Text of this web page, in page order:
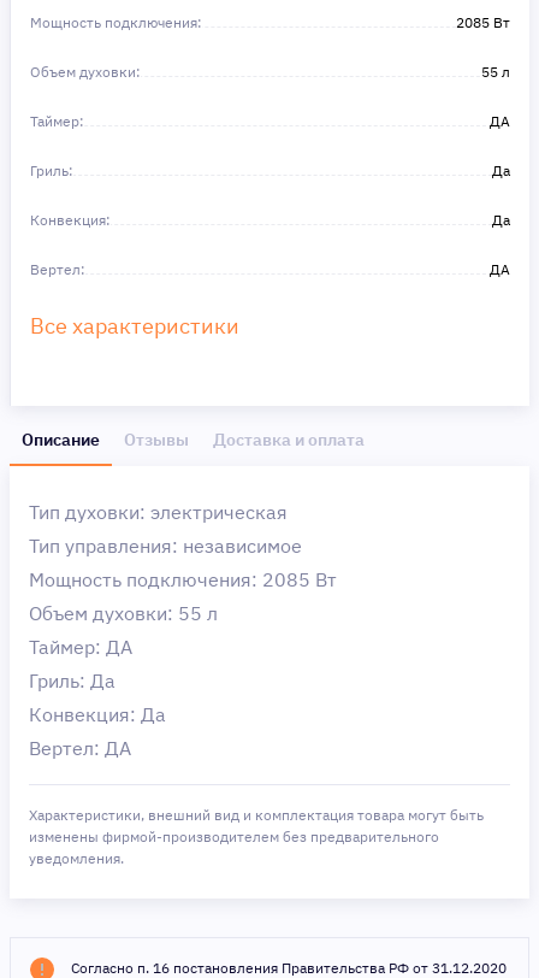
Мощность подключения: 2085 Вт
Объем духовки: 55 л
Таймер: ДА
Гриль: Да
Конвекция: Да
Вертел: ДА
Все характеристики
Описание Отзывы Доставка и оплата
Тип духовки: электрическая
Тип управления: независимое
Мощность подключения: 2085 Вт
Объем духовки: 55 л
Таймер: ДА
Гриль: Да
Конвекция: Да
Вертел: ДА
Характеристики, внешний вид и комплектация товара могут быть
изменены фирмой-производителем без предварительного
уведомления.
Согласно п. 16 постановления Правительства РФ от 31.12.2020